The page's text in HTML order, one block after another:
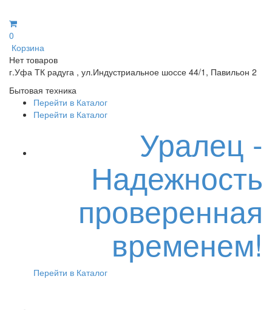
0
Корзина
Нет товаров
г.Уфа ТК радуга , ул.Индустриальное шоссе 44/1, Павильон 2
Бытовая техника
Перейти в Каталог
Перейти в Каталог
Уралец -
Надежность
проверенная
временем!
Перейти в Каталог